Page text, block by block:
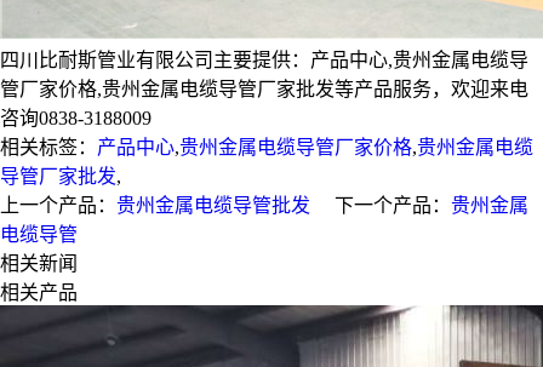
四川比耐斯管业有限公司主要提供：产品中心,贵州金属电缆导
管厂家价格,贵州金属电缆导管厂家批发等产品服务，欢迎来电
咨询0838-3188009
相关标签： 产品中心,贵州金属电缆导管厂家价格,贵州金属电缆
导管厂家批发,
上一个产品： 贵州金属电缆导管批发 下一个产品： 贵州金属
电缆导管
相关新闻
相关产品